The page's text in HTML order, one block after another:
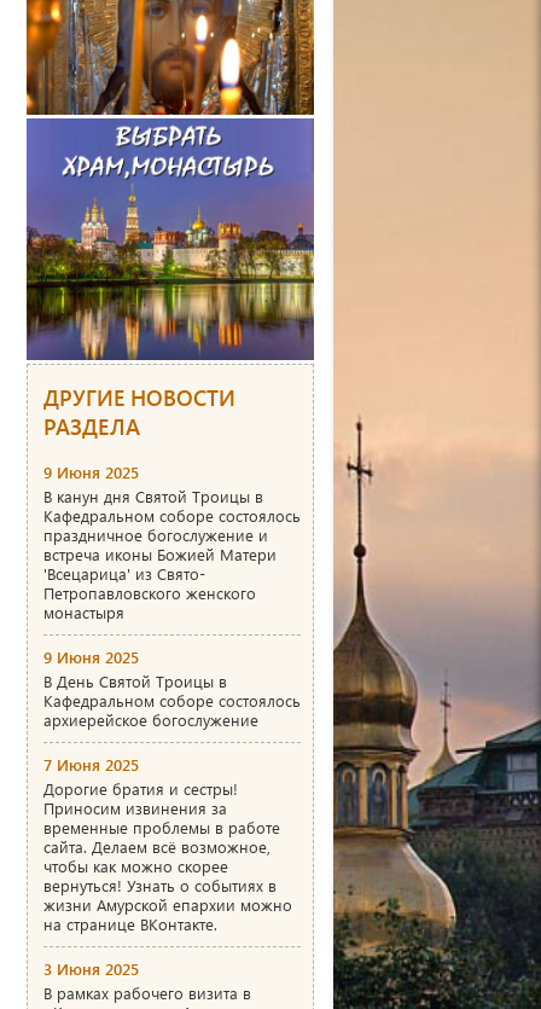
ДРУГИЕ НОВОСТИ
РАЗДЕЛА
9 Июня 2025
В канун дня Святой Троицы в
Кафедральном соборе состоялось
праздничное богослужение и
встреча иконы Божией Матери
'Всецарица' из Свято-
Петропавловского женского
монастыря
9 Июня 2025
В День Святой Троицы в
Кафедральном соборе состоялось
архиерейское богослужение
7 Июня 2025
Дорогие братия и сестры!
Приносим извинения за
временные проблемы в работе
сайта. Делаем всё возможное,
чтобы как можно скорее
вернуться! Узнать о событиях в
жизни Амурской епархии можно
на странице ВКонтакте.
3 Июня 2025
В рамках рабочего визита в